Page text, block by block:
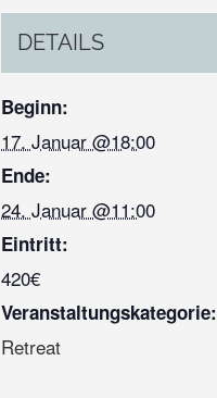
DETAILS
Beginn:
17. Januar @18:00
Ende:
24. Januar @11:00
Eintritt:
420€
Veranstaltungskategorie:
Retreat